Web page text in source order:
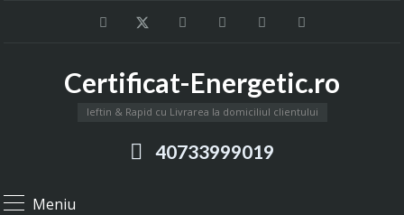
Certificat-Energetic.ro
Ieftin & Rapid cu Livrarea la domiciliul clientului
40733999019
Meniu